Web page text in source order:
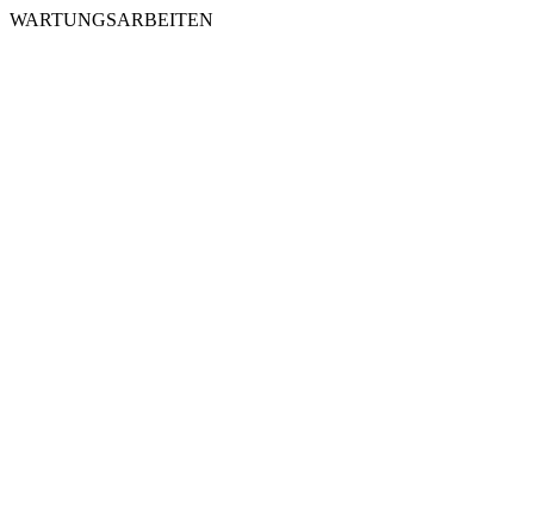
WARTUNGSARBEITEN